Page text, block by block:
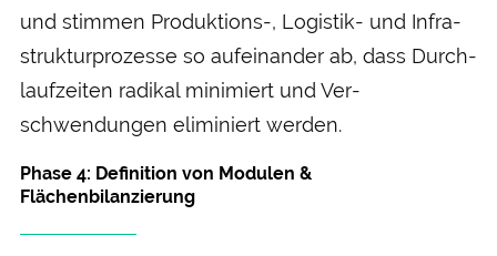
und stimmen Produktions-, Logistik- und Infra­
struktur­prozesse so auf­einander ab, dass Durch­
laufzeiten radikal minimiert und Ver­
schwendungen eliminiert werden.
Phase 4: Definition von Modulen &
Flächenbilanzierung